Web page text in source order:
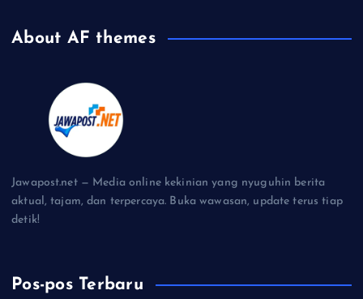
About AF themes
Jawapost.net — Media online kekinian yang nyuguhin berita
aktual, tajam, dan terpercaya. Buka wawasan, update terus tiap
detik!
Pos-pos Terbaru